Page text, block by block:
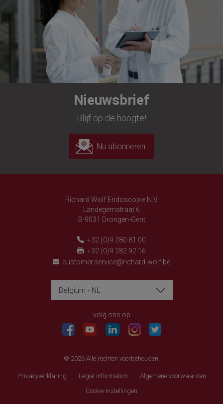
Nieuwsbrief
Blijf op de hoogte!
Nu abonneren
Richard Wolf Endoscopie N.V.
Landegemstraat 6
B-9031 Drongen-Gent
+32 (0)9 280 81 00
+32 (0)9 282 92 16
customer.service@richard-wolf.be
Belgium - NL
volg ons op
© 2026 Alle rechten voorbehouden.
Privacyverklaring Legal information
Algemene voorwaarden
Cookie-instellingen